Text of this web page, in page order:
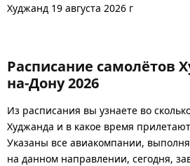
Худжанд 19 августа 2026 г
Расписание самолётов
на-Дону 2026
Из расписания вы узнаете во
Худжанда и в какое время
Указаны все авиакомпании,
на данном направлении, сегодня,